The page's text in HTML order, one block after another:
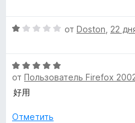
о
5
и
з
н
о
н
а
и
О
н
е
н
н
от Doston 22
О
ц
е
е
от Пользователь Firefox
好用
Отметить